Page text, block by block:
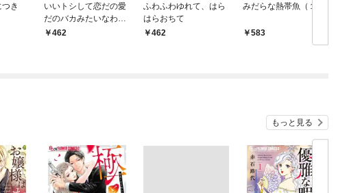
き
いいトシして恋だの愛
だのバカみたいなわた
したち
462
ふわふわゆれて、はら
はらおちて
462
みだらな熱帯魚（１）
583
もっと見る